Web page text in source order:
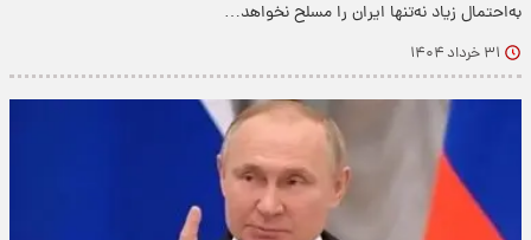
به‌احتمال زیاد نه‌تنها ایران را مسلح نخواهد…
۳۱ خرداد ۱۴۰۴